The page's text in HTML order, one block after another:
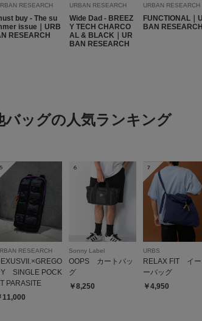
RESEARCH
buy - The su
issue｜URB
RESEARCH
URBAN RESEARCH
Wide Dad - BREEZ
Y TECH CHARCO
AL & BLACK｜UR
BAN RESEARCH
URBAN RESEARCH
FUNCTIONAL｜
BAN RESEARCH
バッグの人気ランキング
5
RESEARCH
SINGLE POCK
PARASITE
11,000
6
Sonny Label
OOPS カートバッ
グ
￥8,250
7
URBS
RELAX FIT イー
ーバッグ
￥4,950